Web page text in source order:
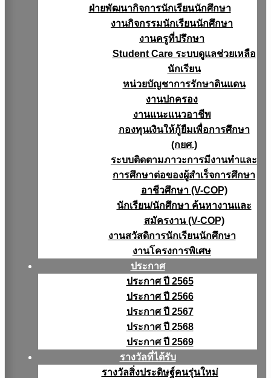
ฝ่ายพัฒนากิจการนักเรียนนักศึกษา
งานกิจกรรมนักเรียนนักศึกษา
งานครูที่ปรึกษา
Student Care ระบบดูแลช่วยเหลือ
นักเรียน
หน่วยบัญชาการรักษาดินแดน
งานปกครอง
งานแนะแนวอาชีพ
กองทุนเงินให้กู้ยืมเพื่อการศึกษา
(กยศ.)
ระบบติดตามภาวะการมีงานทำและ
การศึกษาต่อของผู้สำเร็จการศึกษา
อาชีวศึกษา (V-COP)
นักเรียน/นักศึกษา ค้นหางานและ
สมัครงาน (V-COP)
งานสวัสดิการนักเรียนนักศึกษา
งานโครงการพิเศษ
ประกาศ
ประกาศ ปี 2565
ประกาศ ปี 2566
ประกาศ ปี 2567
ประกาศ ปี 2568
ประกาศ ปี 2569
รางวัลที่ได้รับ
รางวัลสิ่งประดิษฐ์คนรุ่นใหม่